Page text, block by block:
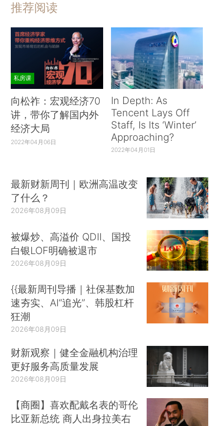
推荐阅读
私房课
向松祚：宏观经济70
讲，带你了解国内外
经济大局
2022年04月06日
In Depth: As
Tencent Lays Off
Staff, Is Its ‘Winter’
Approaching?
2022年04月01日
最新财新周刊｜欧洲高温改变
了什么？
2026年08月09日
被爆炒、高溢价 QDII、国投
白银LOF明确被退市
2026年08月09日
{{最新周刊导播｜社保基数加
速夯实、AI“追光”、韩股杠杆
狂潮
2026年08月09日
财新观察｜健全金融机构治理
更好服务高质量发展
2026年08月09日
【商圈】喜欢配戴名表的哥伦
比亚新总统 商人出身拉美右